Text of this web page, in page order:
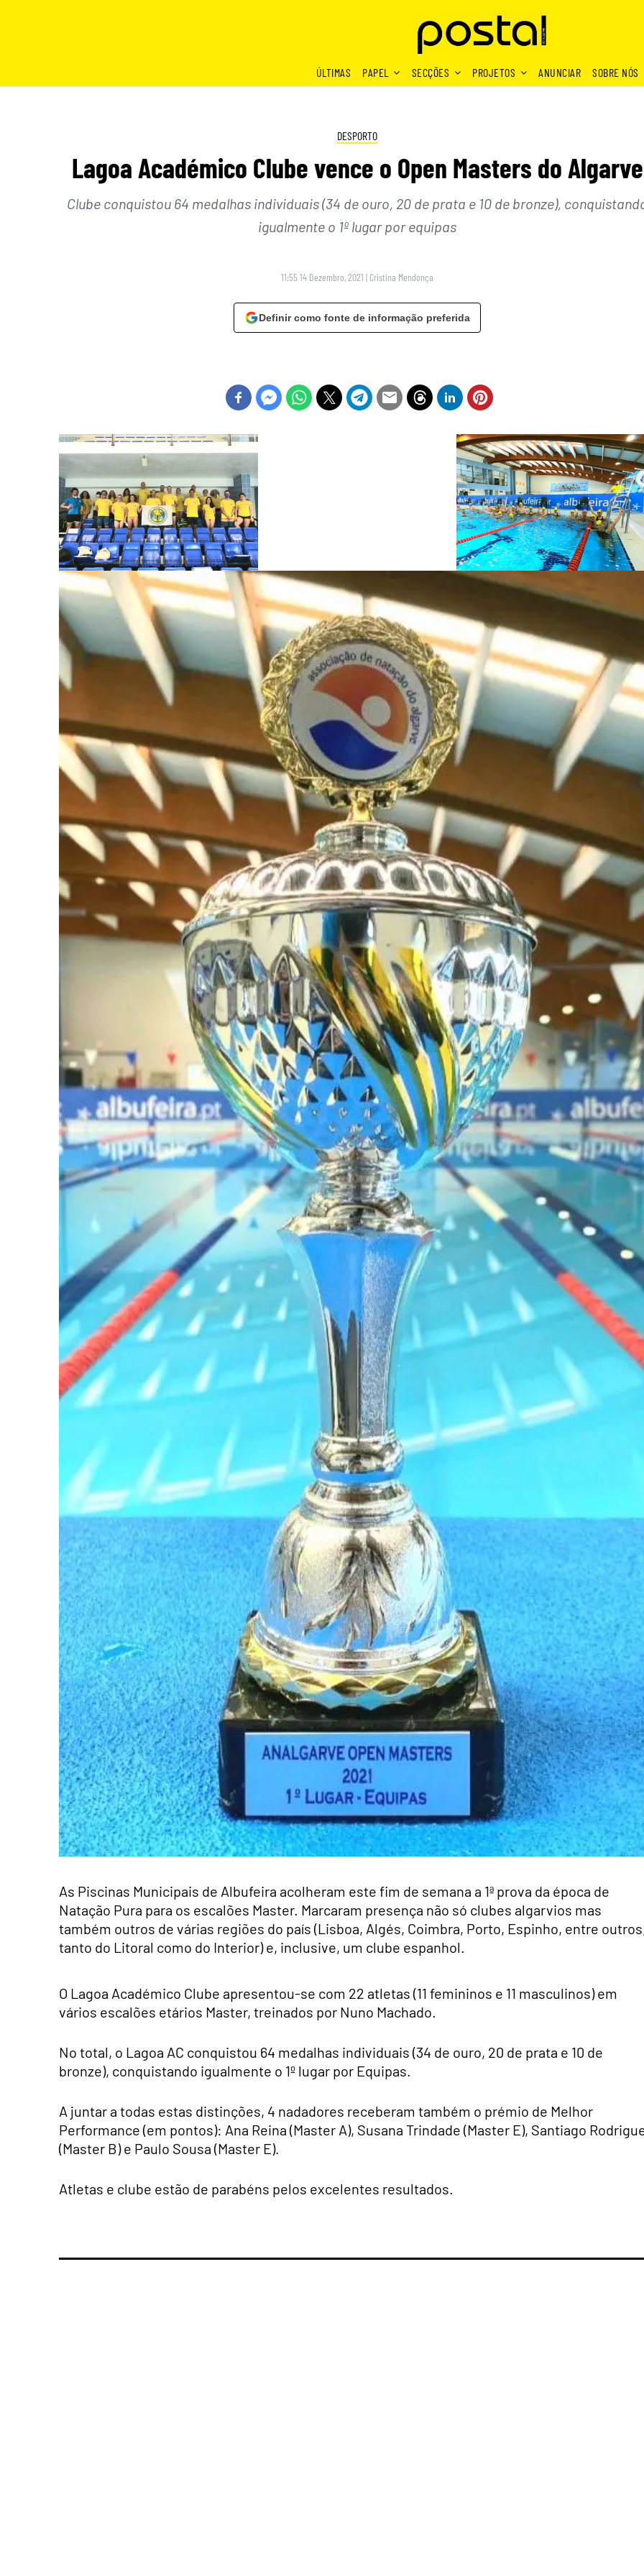
ÚLTIMAS
PAPEL SECÇÕES PROJETOS ANUNCIAR SOBRE NÓS
DESPORTO
Lagoa Académico Clube vence o Open Masters do Algarve
Clube conquistou 64 medalhas individuais (34 de ouro, 20 de prata e 10 de bronze),
igualmente o 1º lugar por equipas
11:55 14 Dezembro, 2021 | Cristina Mendonça
Definir como fonte de informação preferida
As Piscinas Municipais de Albufeira acolheram este fim de semana a 1ª prova da época de
Natação Pura para os escalões Master. Marcaram presença não só clubes algarvios mas
também outros de várias regiões do país (Lisboa, Algés, Coimbra, Porto, Espinho, entre
tanto do Litoral como do Interior) e, inclusive, um clube espanhol.
O Lagoa Académico Clube apresentou-se com 22 atletas (11 femininos e 11 masculinos) em
vários escalões etários Master, treinados por Nuno Machado.
No total, o Lagoa AC conquistou 64 medalhas individuais (34 de ouro, 20 de prata e 10 de
bronze), conquistando igualmente o 1º lugar por Equipas.
A juntar a todas estas distinções, 4 nadadores receberam também o prémio de Melhor
Performance (em pontos): Ana Reina (Master A), Susana Trindade (Master E), Santiago
(Master B) e Paulo Sousa (Master E).
Atletas e clube estão de parabéns pelos excelentes resultados.